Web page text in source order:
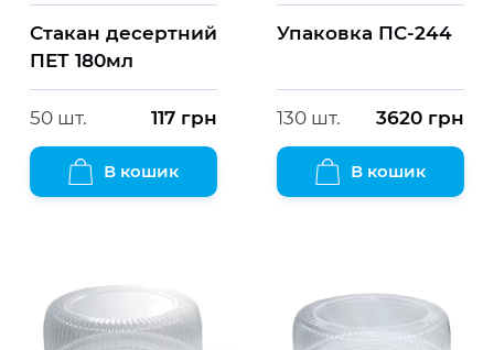
Стакан десертний
ПЕТ 180мл
50 шт. 117 грн
В кошик
Упаковка ПС-244
130 шт. 3620 грн
В кошик